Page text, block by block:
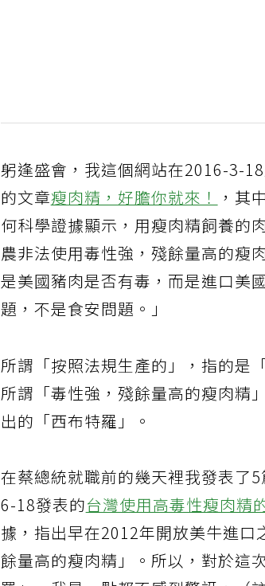
躬逢盛會，我這個網站在2016-3-
的文章瘦肉精，好膽你就來！ ，其
何科學證據顯示，用瘦肉精飼養的
農非法使用毒性強，殘餘量高的瘦
是美國豬肉是否有毒，而是進口美
題，不是食安問題。」
所謂「按照法規生產的」，指的是
所謂「毒性強，殘餘量高的瘦肉精
出的「西布特羅」。
在蔡總統就職前的幾天裡我發表了
6-18發表的台灣使用高毒性瘦肉精
據，指出早在2012年開放美牛進
餘量高的瘦肉精」。所以，對於這